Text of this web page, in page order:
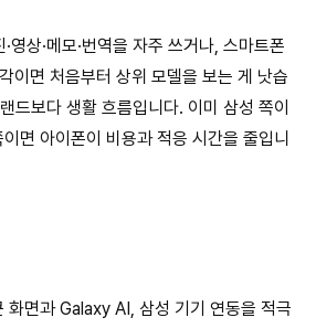
영상·메모·번역을 자주 쓰거나, 스마트폰
이면 처음부터 상위 모델을 보는 게 낫습
드보다 생활 흐름입니다. 이미 삼성 쪽이
면 아이폰이 비용과 적응 시간을 줄입니
면과 Galaxy AI, 삼성 기기 연동을 적극